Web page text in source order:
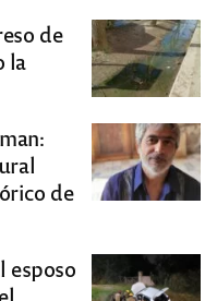
de
la
de
esposo